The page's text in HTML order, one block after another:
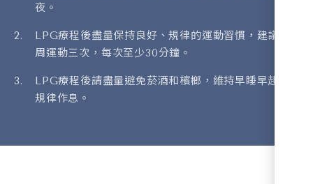
夜。
LPG療程後盡量保持良好、規律的運動習慣，建議每
周運動三次，每次至少30分鐘。
LPG療程後請盡量避免菸酒和檳榔，維持早睡早起的
規律作息。